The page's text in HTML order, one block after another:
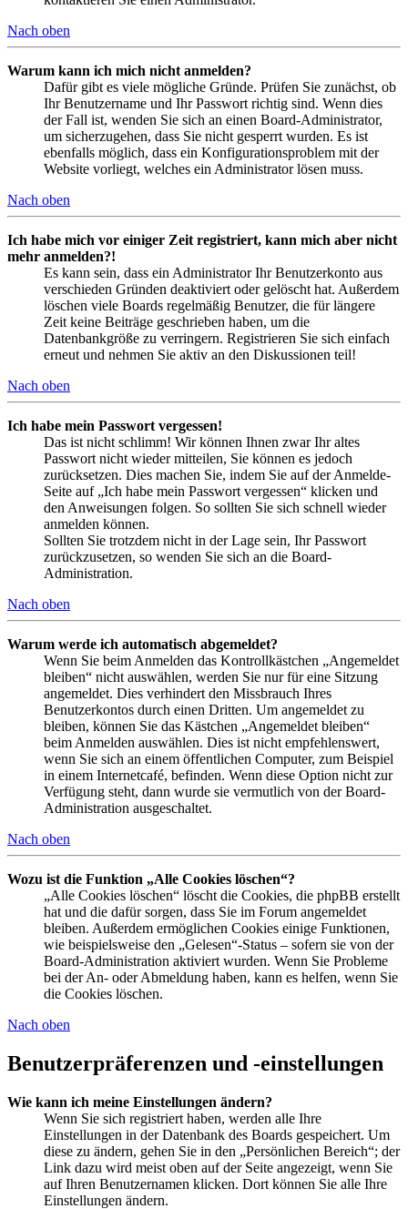
Nach oben
Warum kann ich mich nicht anmelden?
Dafür gibt es viele mögliche Gründe. Prüfen Sie zunächst, ob
Ihr Benutzername und Ihr Passwort richtig sind. Wenn dies
der Fall ist, wenden Sie sich an einen Board-Administrator,
um sicherzugehen, dass Sie nicht gesperrt wurden. Es ist
ebenfalls möglich, dass ein Konfigurationsproblem mit der
Website vorliegt, welches ein Administrator lösen muss.
Nach oben
Ich habe mich vor einiger Zeit registriert, kann mich aber nicht
mehr anmelden?!
Es kann sein, dass ein Administrator Ihr Benutzerkonto aus
verschieden Gründen deaktiviert oder gelöscht hat. Außerdem
löschen viele Boards regelmäßig Benutzer, die für längere
Zeit keine Beiträge geschrieben haben, um die
Datenbankgröße zu verringern. Registrieren Sie sich einfach
erneut und nehmen Sie aktiv an den Diskussionen teil!
Nach oben
Ich habe mein Passwort vergessen!
Das ist nicht schlimm! Wir können Ihnen zwar Ihr altes
Passwort nicht wieder mitteilen, Sie können es jedoch
zurücksetzen. Dies machen Sie, indem Sie auf der Anmelde-
Seite auf „Ich habe mein Passwort vergessen“ klicken und
den Anweisungen folgen. So sollten Sie sich schnell wieder
anmelden können.
Sollten Sie trotzdem nicht in der Lage sein, Ihr Passwort
zurückzusetzen, so wenden Sie sich an die Board-
Administration.
Nach oben
Warum werde ich automatisch abgemeldet?
Wenn Sie beim Anmelden das Kontrollkästchen „Angemeldet
bleiben“ nicht auswählen, werden Sie nur für eine Sitzung
angemeldet. Dies verhindert den Missbrauch Ihres
Benutzerkontos durch einen Dritten. Um angemeldet zu
bleiben, können Sie das Kästchen „Angemeldet bleiben“
beim Anmelden auswählen. Dies ist nicht empfehlenswert,
wenn Sie sich an einem öffentlichen Computer, zum Beispiel
in einem Internetcafé, befinden. Wenn diese Option nicht zur
Verfügung steht, dann wurde sie vermutlich von der Board-
Administration ausgeschaltet.
Nach oben
Wozu ist die Funktion „Alle Cookies löschen“?
„Alle Cookies löschen“ löscht die Cookies, die phpBB erstellt
hat und die dafür sorgen, dass Sie im Forum angemeldet
bleiben. Außerdem ermöglichen Cookies einige Funktionen,
wie beispielsweise den „Gelesen“-Status – sofern sie von der
Board-Administration aktiviert wurden. Wenn Sie Probleme
bei der An- oder Abmeldung haben, kann es helfen, wenn Sie
die Cookies löschen.
Nach oben
Benutzerpräferenzen und -einstellungen
Wie kann ich meine Einstellungen ändern?
Wenn Sie sich registriert haben, werden alle Ihre
Einstellungen in der Datenbank des Boards gespeichert. Um
diese zu ändern, gehen Sie in den „Persönlichen Bereich“; der
Link dazu wird meist oben auf der Seite angezeigt, wenn Sie
auf Ihren Benutzernamen klicken. Dort können Sie alle Ihre
Einstellungen ändern.